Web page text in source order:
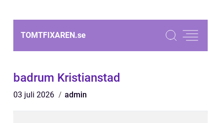
TOMTFIXAREN.se
badrum Kristianstad
03 juli 2026 admin